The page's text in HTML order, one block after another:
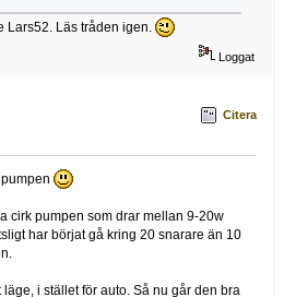
Lars52. Läs tråden igen.
Loggat
Citera
cirk pumpen som drar mellan 9-20w
har börjat gå kring 20 snarare än 10
i stället för auto. Så nu går den bra